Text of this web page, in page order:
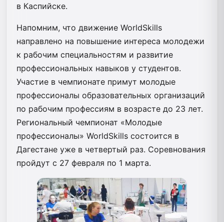
в Каспийске.
Напомним, что движение WorldSkills
направлено на повышение интереса молодежи
к рабочим специальностям и развитие
профессиональных навыков у студентов.
Участие в чемпионате примут молодые
профессионалы образовательных организаций
по рабочим профессиям в возрасте до 23 лет.
Региональный чемпионат «Молодые
профессионалы» WorldSkills состоится в
Дагестане уже в четвертый раз. Соревнования
пройдут с 27 февраля по 1 марта.